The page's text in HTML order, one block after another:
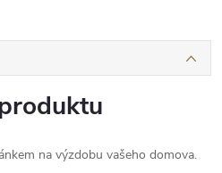
na výzdobu vašeho domova.